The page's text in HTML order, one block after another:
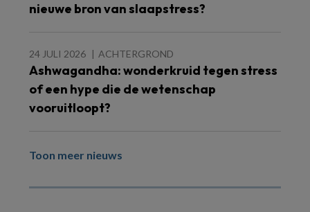
nieuwe bron van slaapstress?
24 JULI 2026 ACHTERGROND
Ashwagandha: wonderkruid tegen stress
of een hype die de wetenschap
vooruitloopt?
Toon meer nieuws